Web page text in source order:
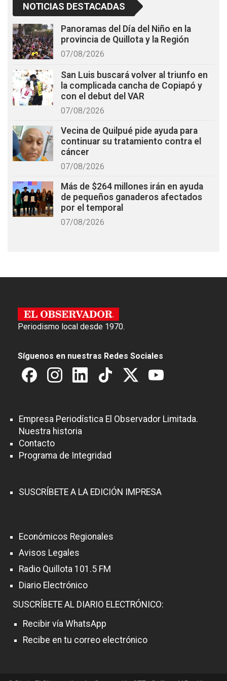
NOTICIAS DESTACADAS
Panoramas del Día del Niño en la
provincia de Quillota y la Región
07/08/2026
San Luis buscará volver al triunfo en
la complicada cancha de Copiapó y
con el debut del VAR
07/08/2026
Vecina de Quilpué pide ayuda para
continuar su tratamiento contra el
cáncer
07/08/2026
Más de $264 millones irán en ayuda
de pequeños ganaderos afectados
por el temporal
07/08/2026
Periodismo local desde 1970.
Síguenos en nuestras Redes Sociales
Empresa Periodística El Observador Limitada.
Nuestra historia
Contacto
Programa de Integridad
SUSCRÍBETE A LA EDICIÓN IMPRESA
Económicos Regionales
Avisos Legales
Radio Quillota 101.5 FM
Diario Electrónico
SUSCRÍBETE AL DIARIO ELECTRÓNICO:
Recibir vía WhatsApp
Recibe en tu correo electrónico